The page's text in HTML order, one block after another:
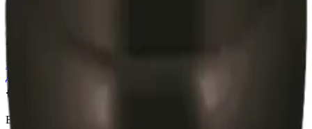
Все права защищены.
Пользовательское соглашение
данных
Вита